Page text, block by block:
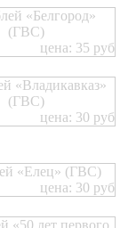
«Белгород»
(ГВС)
цена: 35 руб
«Владикавказ»
(ГВС)
цена: 30 руб
«Елец» (ГВС)
цена: 30 руб
«50 лет первого